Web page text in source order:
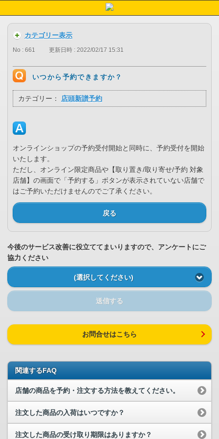
カテゴリー表示
No : 661 更新日時 : 2022/02/17 15:31
いつから予約できますか？
カテゴリー： 店頭新譜予約
オンラインショップの予約受付開始と同時に、予約受付を開始
いたします。
ただし、オンライン限定商品や【取り置き/取り寄せ/予約 対象
店舗】の画面で「予約する」ボタンが表示されていない店舗で
はご予約いただけませんのでご了承ください。
戻る
今後のサービス改善に役立ててまいりますので、アンケートにご
協力ください
(選択してください)
送信する
お問合せはこちら
関連するFAQ
店舗の商品を予約・注文する方法を教えてください。
注文した商品の入荷はいつですか？
注文した商品の受け取り期限はありますか？